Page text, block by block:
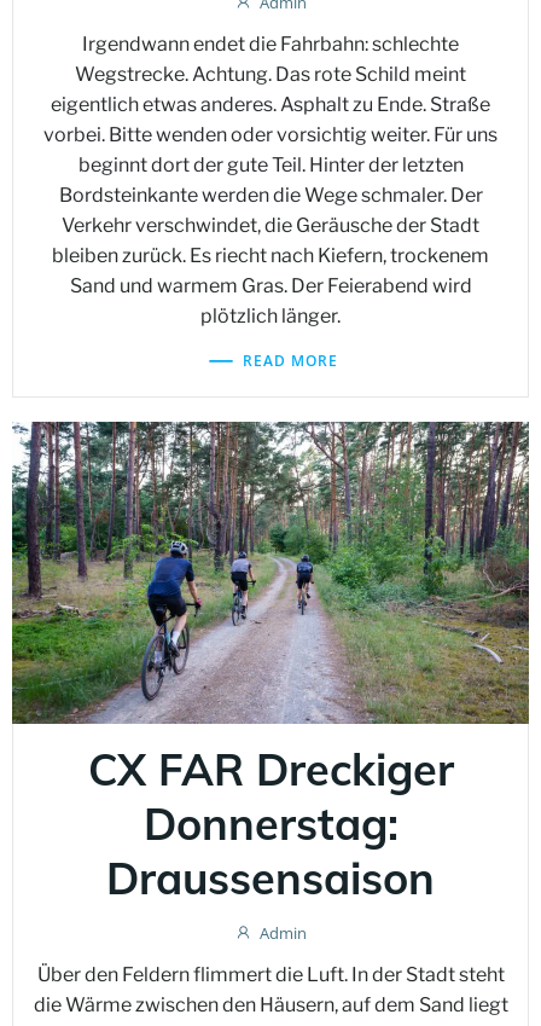
Irgendwann endet die Fahrbahn: schlechte
Wegstrecke. Achtung. Das rote Schild meint
eigentlich etwas anderes. Asphalt zu Ende. Straße
vorbei. Bitte wenden oder vorsichtig weiter. Für uns
beginnt dort der gute Teil. Hinter der letzten
Bordsteinkante werden die Wege schmaler. Der
Verkehr verschwindet, die Geräusche der Stadt
bleiben zurück. Es riecht nach Kiefern, trockenem
Sand und warmem Gras. Der Feierabend wird
plötzlich länger.
READ MORE
CX FAR Dreckiger
Donnerstag:
Draussensaison
Admin
Über den Feldern flimmert die Luft. In der Stadt steht
die Wärme zwischen den Häusern, auf dem Sand liegt